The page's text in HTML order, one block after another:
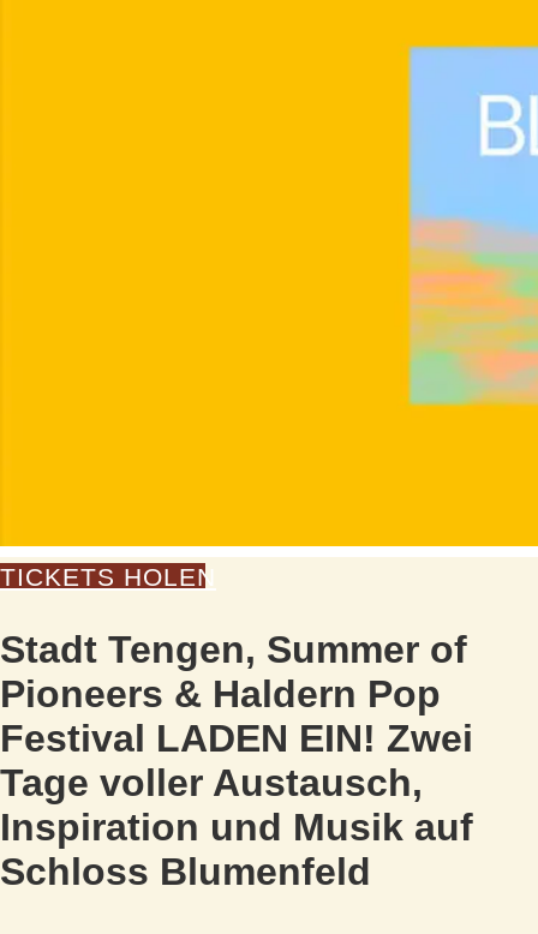
TICKETS HOLEN
Stadt Tengen, Summer of
Pioneers & Haldern Pop
Festival LADEN EIN! Zwei
Tage voller Austausch,
Inspiration und Musik auf
Schloss Blumenfeld